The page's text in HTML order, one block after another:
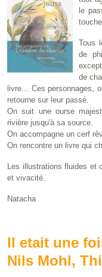
le
Tous
de
de
livre... Ces personnages,
retourne sur leur passé.
On suit une ourse
rivière jusqu'à sa source.
On accompagne un cerf
On rencontre un livre qui
Les illustrations fluides et
et vivacité.
Natacha
Il etait une
Nils Mohl,